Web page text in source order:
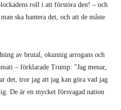
roll i att förstöra den! – och
ska hantera det, och att de måste
av brutal, okunnig arrogans och
– förklarade Trump: ”Jag menar,
det, tror jag att jag kan göra vad jag
De är en mycket försvagad nation